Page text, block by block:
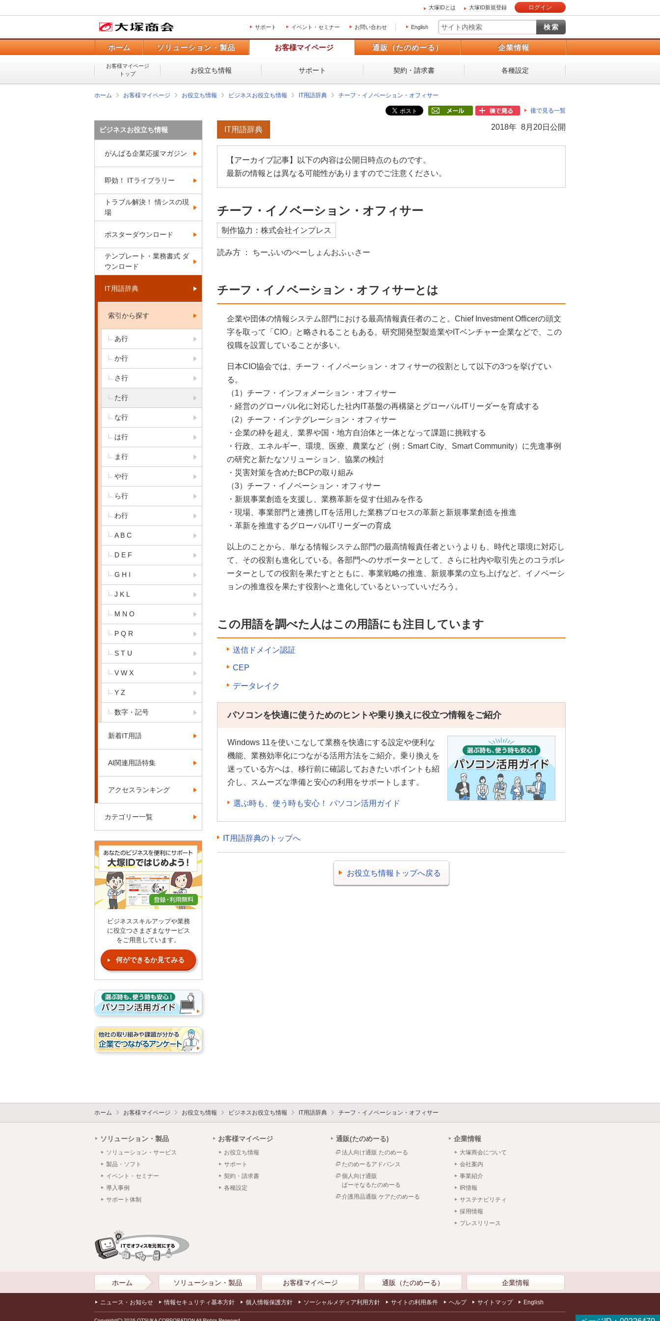
大塚IDとは 大塚ID新規登録 ログイン
サポート イベント・セミナー お問い合わせ English
ホーム ソリューション・製品 お客様マイページ 通販（たのめーる） 企業情報
お客様マイページ
トップ
お役立ち情報 サポート 契約・請求書 各種設定
ホーム お客様マイページ お役立ち情報 ビジネスお役立ち情報 IT用語辞典 チーフ・イノベーション・オフィサー
後で見る一覧
2018年 8月20日公開
IT用語辞典
【アーカイブ記事】以下の内容は公開日時点のものです。
最新の情報とは異なる可能性がありますのでご注意ください。
チーフ・イノベーション・オフィサー
制作協力：株式会社インプレス
読み方 ： ちーふいのべーしょんおふぃさー
チーフ・イノベーション・オフィサーとは
企業や団体の情報システム部門における最高情報責任者のこと。Chief Investment Officerの頭文
字を取って「CIO」と略されることもある。研究開発型製造業やITベンチャー企業などで、この
役職を設置していることが多い。
日本CIO協会では、チーフ・イノベーション・オフィサーの役割として以下の3つを挙げてい
る。
（1）チーフ・インフォメーション・オフィサー
・経営のグローバル化に対応した社内IT基盤の再構築とグローバルITリーダーを育成する
（2）チーフ・インテグレーション・オフィサー
・企業の枠を超え、業界や国・地方自治体と一体となって課題に挑戦する
・行政、エネルギー、環境、医療、農業など（例：Smart City、Smart Community）に先進事例
の研究と新たなソリューション、協業の検討
・災害対策を含めたBCPの取り組み
（3）チーフ・イノベーション・オフィサー
・新規事業創造を支援し、業務革新を促す仕組みを作る
・現場、事業部門と連携しITを活用した業務プロセスの革新と新規事業創造を推進
・革新を推進するグローバルITリーダーの育成
以上のことから、単なる情報システム部門の最高情報責任者というよりも、時代と環境に対応し
て、その役割も進化している。各部門へのサポーターとして、さらに社内や取引先とのコラボレ
ーターとしての役割を果たすとともに、事業戦略の推進、新規事業の立ち上げなど、イノベーシ
ョンの推進役を果たす役割へと進化しているといっていいだろう。
この用語を調べた人はこの用語にも注目しています
送信ドメイン認証
CEP
データレイク
パソコンを快適に使うためのヒントや乗り換えに役立つ情報をご紹介
Windows 11を使いこなして業務を快適にする設定や便利な
機能、業務効率化につながる活用方法をご紹介。乗り換えを
迷っている方へは、移行前に確認しておきたいポイントも紹
介し、スムーズな準備と安心の利用をサポートします。
選ぶ時も、使う時も安心！ パソコン活用ガイド
IT用語辞典のトップへ
お役立ち情報トップへ戻る
ビジネスお役立ち情報
がんばる企業応援マガジン
即効！ ITライブラリー
トラブル解決！ 情シスの現
場
ポスターダウンロード
テンプレート・業務書式 ダ
ウンロード
IT用語辞典
索引から探す
あ行
か行
さ行
た行
な行
は行
ま行
や行
ら行
わ行
A B C
D E F
G H I
J K L
M N O
P Q R
S T U
V W X
Y Z
数字・記号
新着IT用語
AI関連用語特集
アクセスランキング
カテゴリー一覧
ビジネススキルアップや業務
に役立つさまざまなサービス
をご用意しています。
何ができるか見てみる
ホーム お客様マイページ お役立ち情報 ビジネスお役立ち情報 IT用語辞典 チーフ・イノベーション・オフィサー
ソリューション・製品
ソリューション・サービス
製品・ソフト
イベント・セミナー
導入事例
サポート体制
お客様マイページ
お役立ち情報
サポート
契約・請求書
各種設定
通販(たのめーる)
法人向け通販 たのめーる
たのめーるアドバンス
個人向け通販
ぱーそなるたのめーる
介護用品通販 ケアたのめーる
企業情報
大塚商会について
会社案内
事業紹介
IR情報
サステナビリティ
採用情報
プレスリリース
ホーム ソリューション・製品 お客様マイページ 通販（たのめーる） 企業情報
ニュース・お知らせ 情報セキュリティ基本方針 個人情報保護方針 ソーシャルメディア利用方針 サイトの利用条件 ヘルプ サイトマップ English